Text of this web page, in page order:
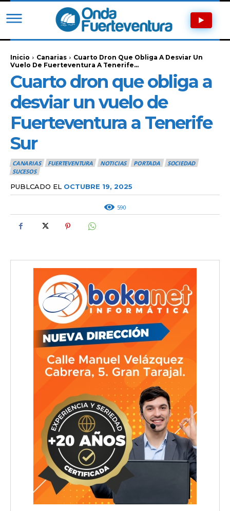
Inicio Canarias
Cuarto Dron Que Obliga A Desviar Un
Vuelo De Fuerteventura A Tenerife...
Cuarto dron que obliga a
desviar un vuelo de
Fuerteventura a Tenerife
Sur
CANARIAS FUERTEVENTURA NOTICIAS PORTADA
SOCIEDAD
SUCESOS
PUBLCADO EL OCTUBRE 19, 2025
590